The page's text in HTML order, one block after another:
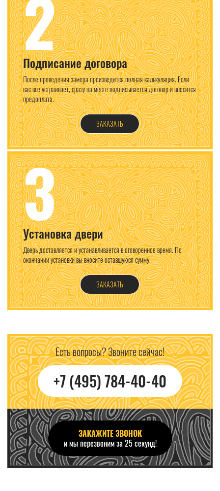
2
Подписание договора
После проведения замера произведится полная калькуляция. Если
вас все устраивает, сразу на месте подписывается договор и вносится
предоплата.
ЗАКАЗАТЬ
3
Установка двери
Дверь доставляется и устанавливается в оговоренное время. По
окончании установки вы вносите оставшуюся сумму.
ЗАКАЗАТЬ
Есть вопросы? Звоните сейчас!
+7 (495) 784-40-40
ЗАКАЖИТЕ ЗВОНОК
и мы перезвоним за 25 секунд!